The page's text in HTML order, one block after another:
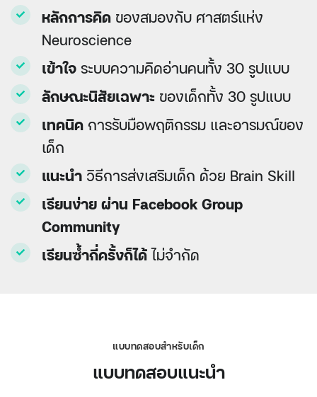
หลักการคิด ของสมองกับ ศาสตร์แห่ง
Neuroscience
เข้าใจ ระบบความคิดอ่านคนทั้ง 30 รูปแบบ
ลักษณะนิสัยเฉพาะ ของเด็กทั้ง 30 รูปแบบ
เทคนิค การรับมือพฤติกรรม และอารมณ์ของ
เด็ก
แนะนำ วิธีการส่งเสริมเด็ก ด้วย Brain Skill
เรียนง่าย ผ่าน Facebook Group
Community
เรียนซ้ำกี่ครั้งก็ได้ไม่จำกัด
แบบทดสอบสำหรับเด็ก
แบบทดสอบแนะนำ